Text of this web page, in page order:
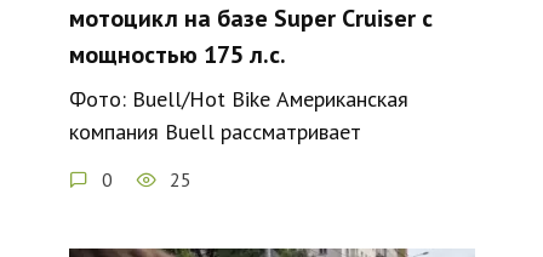
мотоцикл на базе Super Cruiser с
мощностью 175 л.с.
Фото: Buell/Hot Bike Американская
компания Buell рассматривает
0 25